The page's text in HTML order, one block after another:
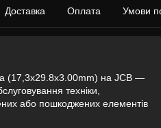
Доставка Оплата Умови
(17,3x29.8x3.00mm) на JCB —
техніки,
або пошкоджених елементів